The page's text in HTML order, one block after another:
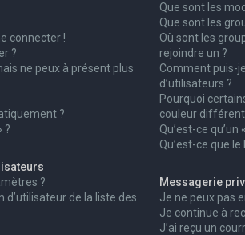
connecter !
?
ne peux à présent plus
?
?
?
de la liste des
Que sont les
Que sont les
Où sont les
rejoindre un ?
Comment puis-
d’utilisateurs ?
Pourquoi
couleur
Qu’est-ce
Qu’est-ce que le
Messagerie
Je ne peux pas
Je continue à
J’ai reçu un